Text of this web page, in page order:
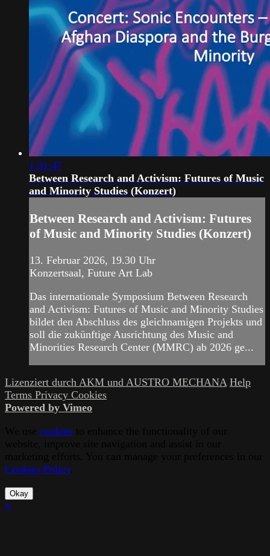
1:31:47
Between Research and Activism: Futures of Music
and Minority Studies (Konzert)
Between Research and Activism: Futures
of Music and Minority Studies (Konzert)
13. Februar 2026, 19.30 Uhr
Konzertsaal, Future Art Lab
Das internationale Symposium Between Research
and Activism: Futures of Music and Minority Studies
bildet den Abschluss des gleichnamigen Projekts und
soll die zukünftige Ausrichtung des Music and
Minorities Research Center (MMRC) ab 2026 ge...
Lizenziert durch AKM und AUSTRO MECHANA Help
Terms Privacy Cookies
Powered by Vimeo
cookies
Cookies Policy.
Okay
×